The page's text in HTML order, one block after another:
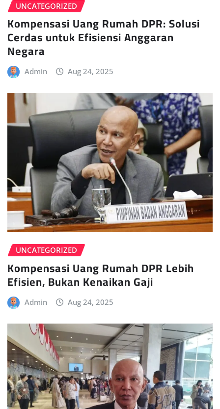
UNCATEGORIZED
Kompensasi Uang Rumah DPR: Solusi
Cerdas untuk Efisiensi Anggaran
Negara
Admin Aug 24, 2025
UNCATEGORIZED
Kompensasi Uang Rumah DPR Lebih
Efisien, Bukan Kenaikan Gaji
Admin Aug 24, 2025